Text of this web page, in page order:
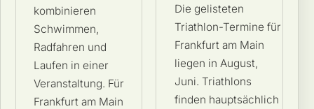
kombinieren
Schwimmen,
Radfahren und
Laufen in einer
Veranstaltung. Für
Frankfurt am Main
Die gelisteten
Triathlon-Termine für
Frankfurt am Main
liegen in August,
Juni. Triathlons
finden hauptsächlich